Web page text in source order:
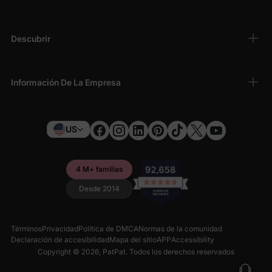
Descubrir
Información De La Empresa
US
4 M+ familias
Desde 2014
TérminosPrivacidadPolítica de DMCANormas de la comunidad
Declaración de accesibilidadMapa del sitioAPPAccessibility
Copyright © 2026, PatPat. Todos los derechos reservados